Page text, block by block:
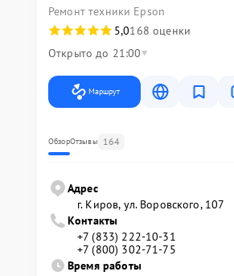
Ремонт техники Epson
5,0168 оценки
Открыто до 21:00
Маршрут
ОбзорОтзывы 164
Адрес
г. Киров, ул. Воровского, 107
Контакты
+7 (833) 222-10-31
+7 (800) 302-71-75
Время работы